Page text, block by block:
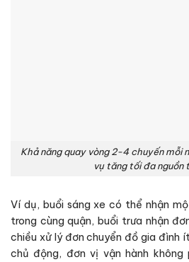
Khả năng quay vòng 2-4 chuyến mỗi
vụ tăng tối đa nguồn
Ví dụ, buổi sáng xe có thể nhận
trong cùng quận, buổi trưa nhận
chiều xử lý đơn chuyển đồ gia đình
chủ động, đơn vị vận hành